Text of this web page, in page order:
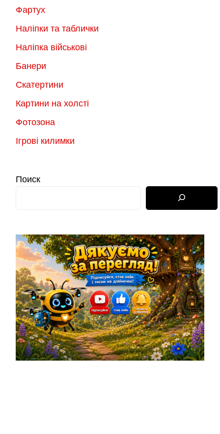
Фартух
Наліпки та таблички
Наліпка військові
Банери
Скатертини
Картини на холсті
Фотозона
Ігрові килимки
Поиск